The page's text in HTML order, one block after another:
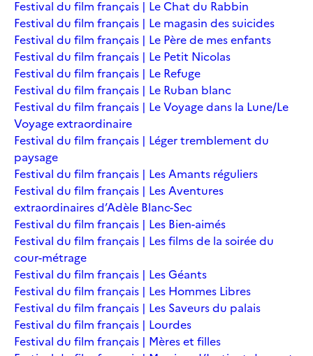
Festival du film français | Le Chat du Rabbin
Festival du film français | Le magasin des suicides
Festival du film français | Le Père de mes enfants
Festival du film français | Le Petit Nicolas
Festival du film français | Le Refuge
Festival du film français | Le Ruban blanc
Festival du film français | Le Voyage dans la Lune/Le
Voyage extraordinaire
Festival du film français | Léger tremblement du
paysage
Festival du film français | Les Amants réguliers
Festival du film français | Les Aventures
extraordinaires d’Adèle Blanc-Sec
Festival du film français | Les Bien-aimés
Festival du film français | Les films de la soirée du
cour-métrage
Festival du film français | Les Géants
Festival du film français | Les Hommes Libres
Festival du film français | Les Saveurs du palais
Festival du film français | Lourdes
Festival du film français | Mères et filles